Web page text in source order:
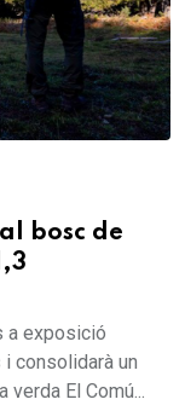
bosc de
a exposició
consolidarà un
El Comú...